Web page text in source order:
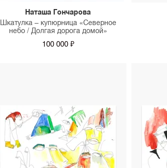
Наташа Гончарова
Шкатулка – купюрница «Северное
небо / Долгая дорога домой»
100 000 ₽